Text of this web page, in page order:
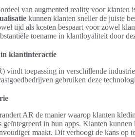
van augmented reality voor klanten
kunnen klanten sneller de juiste
tijd als kosten bespaart voor zowel
toename in klantloyaliteit door
in klantinteractie
vindt toepassing in verschillende
gebruiken deze
AR de manier waarop klanten
in hun apps. Klanten
maakt. Dit verhoogt de kans op